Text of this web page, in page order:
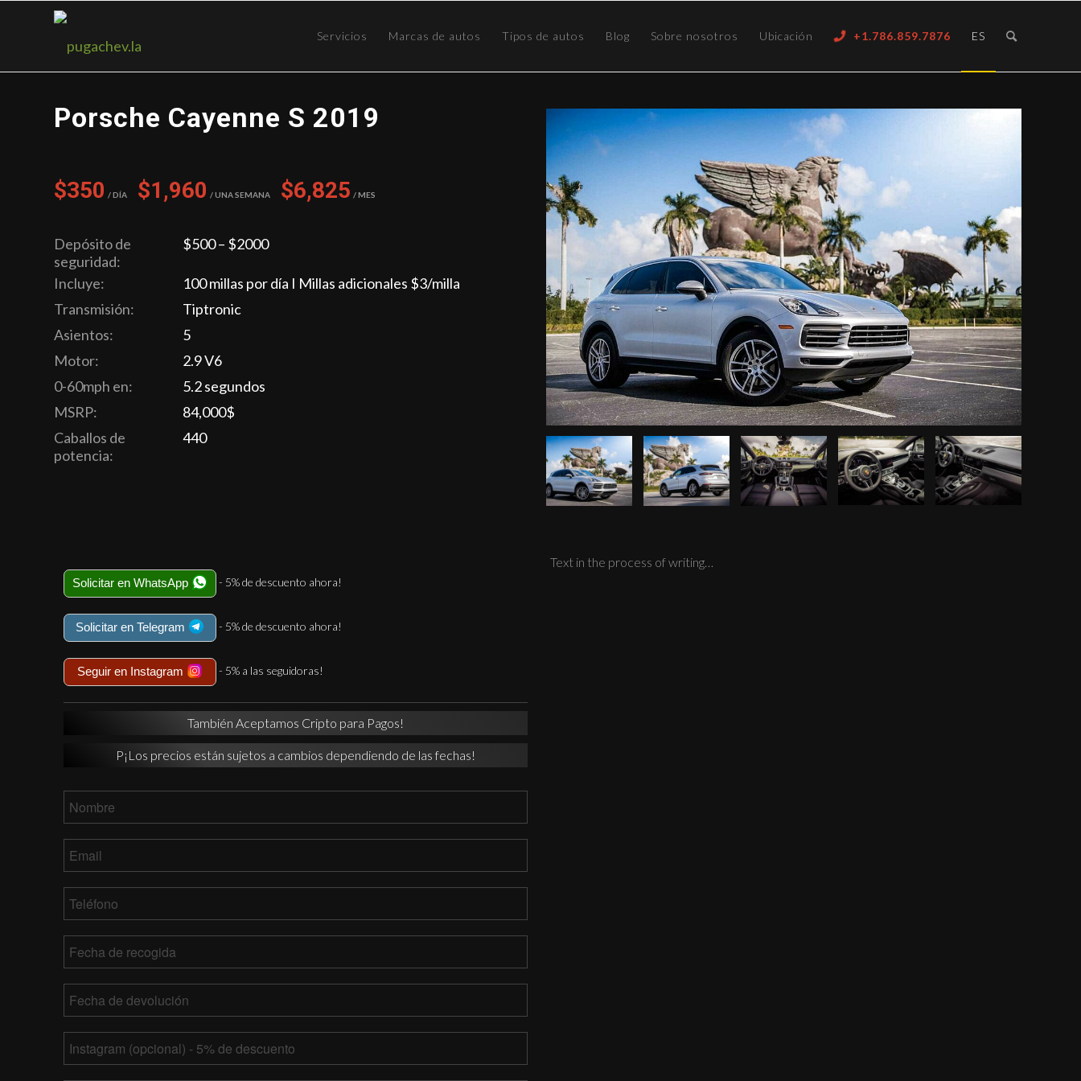
Servicios Marcas de autos Tipos de autos Blog Sobre nosotros Ubicación +1.786.859.7876 ES
Porsche Cayenne S 2019
$350 / Día $1,960 / Una semana $6,825 / Mes
Depósito de
seguridad:
$500 – $2000
Incluye:
100 millas por día I Millas adicionales $3/milla
Transmisión:
Tiptronic
Asientos:
5
Motor:
2.9 V6
0-60mph en:
5.2 segundos
MSRP:
84,000$
Caballos de
potencia:
440
Solicitar en WhatsApp - 5% de descuento ahora!
Solicitar en Telegram - 5% de descuento ahora!
Seguir en Instagram - 5% a las seguidoras!
También Aceptamos Cripto para Pagos!
P¡Los precios están sujetos a cambios dependiendo de las fechas!
de
recogida
barra
barra
AAAA
de
devolución
barra
barra
Instagram
Text in the process of writing…